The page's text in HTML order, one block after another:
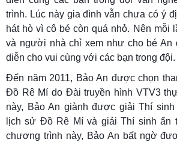
trình. Lúc này gia đình vẫn chưa có ý
hát hò vì cô bé còn quá nhỏ. Nên mỗi
và người nhà chỉ xem như cho bé
diễn cho vui cùng với các bạn trong đội.
Đến năm 2011, Bảo An được chọn
Đồ Rê Mí do Đài truyền hình VTV3
này, Bảo An giành được giải Thí sinh
lịch sử Đồ Rê Mí và giải Thí sinh ấn
chương trình này, Bảo An bất ngờ